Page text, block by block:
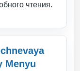
чтения.
Menyu